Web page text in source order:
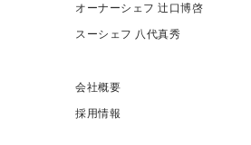
オーナーシェフ 辻口博啓
スーシェフ 八代真秀
会社概要
採用情報